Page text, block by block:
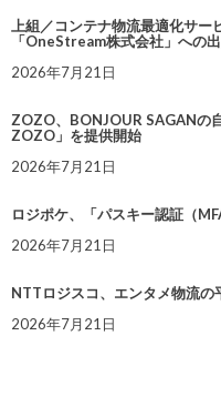
上組／コンテナ物流最適化サー
「OneStream株式会社」への
2026年7月21日
ZOZO、BONJOUR SAGANの
ZOZO」を提供開始
2026年7月21日
ロジポケ、「パスキー認証（
2026年7月21日
NTTロジスコ、エンタメ物流
2026年7月21日